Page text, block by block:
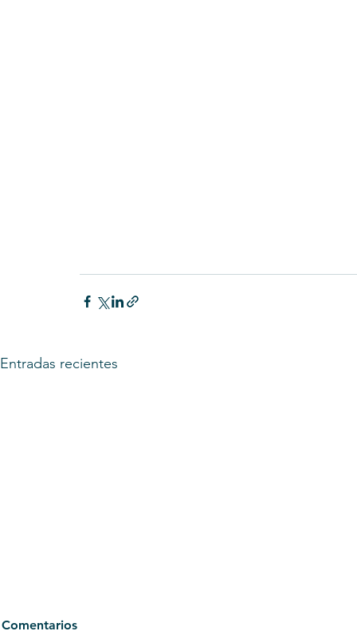
Entradas recientes
Comentarios